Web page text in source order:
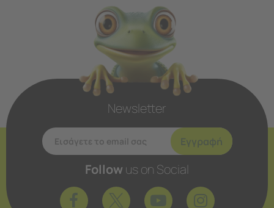
Newsletter
Εγγραφή
Follow us on Social